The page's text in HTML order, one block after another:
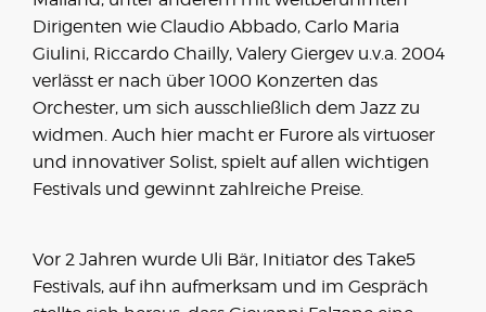
Dirigenten wie Claudio Abbado, Carlo Maria
Giulini, Riccardo Chailly, Valery Giergev u.v.a. 2004
verlässt er nach über 1000 Konzerten das
Orchester, um sich ausschließlich dem Jazz zu
widmen. Auch hier macht er Furore als virtuoser
und innovativer Solist, spielt auf allen wichtigen
Festivals und gewinnt zahlreiche Preise.
Vor 2 Jahren wurde Uli Bär, Initiator des Take5
Festivals, auf ihn aufmerksam und im Gespräch